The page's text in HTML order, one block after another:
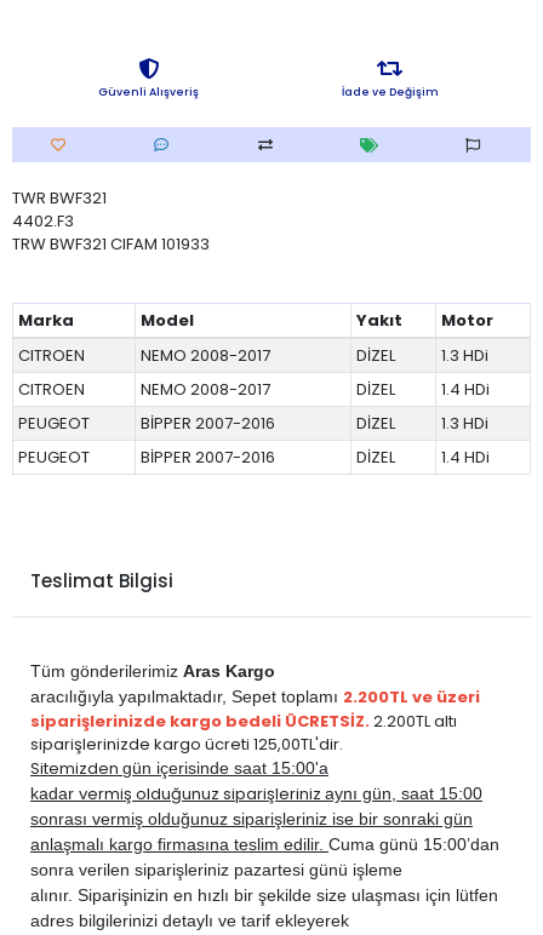
Güvenli Alışveriş İade ve Değişim
TWR BWF321
4402.F3
TRW BWF321 CIFAM 101933
Marka Model Yakıt
Motor
CITROEN
NEMO 2008-2017 DİZEL
1.3 HDi
CITROEN
NEMO 2008-2017 DİZEL
1.4 HDi
PEUGEOT
BİPPER 2007-2016 DİZEL
1.3 HDi
PEUGEOT
BİPPER 2007-2016 DİZEL 1.4 HDi
Teslimat Bilgisi
Tüm gönderilerimiz Aras Kargo
aracılığıyla yapılmaktadır, Sepet toplamı 2.200TL ve üzeri
siparişlerinizde kargo bedeli ÜCRETSİZ.2.200TL altı
siparişlerinizde kargo ücreti 125,00TL'dir.
Sitemizden gün içerisinde saat 15:00'a
kadar vermiş olduğunuz siparişleriniz aynı gün, saat 15:00
sonrası vermiş olduğunuz siparişleriniz ise bir sonraki gün
anlaşmalı kargo firmasına teslim edilir. Cuma günü 15:00’dan
sonra verilen siparişleriniz pazartesi günü işleme
alınır. Siparişinizin en hızlı bir şekilde size ulaşması için lütfen
adres bilgilerinizi detaylı ve tarif ekleyerek